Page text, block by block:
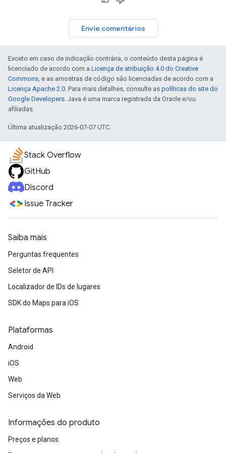
Envie comentários
Exceto em caso de indicação contrária, o conteúdo desta página é
licenciado de acordo com a Licença de atribuição 4.0 do Creative
Commons, e as amostras de código são licenciadas de acordo com a
Licença Apache 2.0. Para mais detalhes, consulte as políticas do site do
Google Developers. Java é uma marca registrada da Oracle e/ou
afiliadas.
Última atualização 2026-07-07 UTC.
Stack Overflow
GitHub
Discord
Issue Tracker
Saiba mais
Perguntas frequentes
Seletor de API
Localizador de IDs de lugares
SDK do Maps para iOS
Plataformas
Android
iOS
Web
Serviços da Web
Informações do produto
Preços e planos